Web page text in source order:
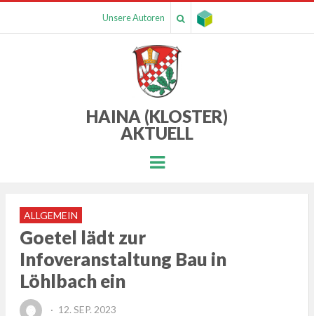
Unsere Autoren
HAINA (KLOSTER)
AKTUELL
Menu
ALLGEMEIN
Goetel lädt zur
Infoveranstaltung Bau in
Löhlbach ein
POSTED
12. SEP. 2023